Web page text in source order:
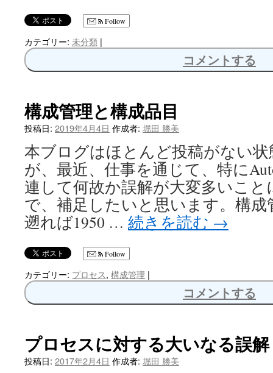
Follow
カテゴリー: 未分類 |
コメントする
構成管理と構成品目
投稿日: 2019年4月4日 作成者: 堀田 勝美
本ブログはほとんど投稿がない
が、最近、仕事を通じて、特に
連して何故か誤解が大変多いこ
で、補足したいと思います。構
遡れば1950 … 続きを読む →
Follow
カテゴリー: プロセス, 構成管理 |
コメントする
プロセスに対する大いなる誤解
投稿日: 2017年2月4日 作成者: 堀田 勝美